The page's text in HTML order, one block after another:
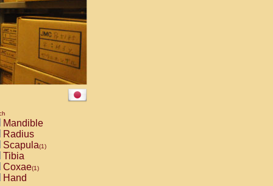
Mandible
Radius
Scapula(1)
Tibia
Coxae(1)
Hand